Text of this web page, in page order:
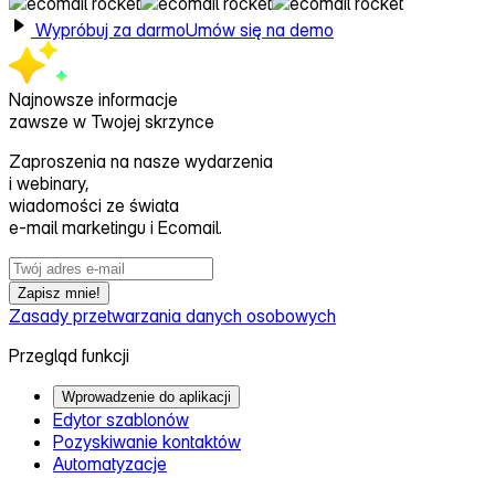
Wypróbuj za darmoUmów się na demo
Najnowsze informacje
zawsze w Twojej skrzynce
Zaproszenia na nasze wydarzenia
i webinary,
wiadomości ze świata
e‑mail marketingu i Ecomail.
Zapisz mnie!
Zasady przetwarzania danych osobowych
Przegląd funkcji
Wprowadzenie do aplikacji
Edytor szablonów
Pozyskiwanie kontaktów
Automatyzacje